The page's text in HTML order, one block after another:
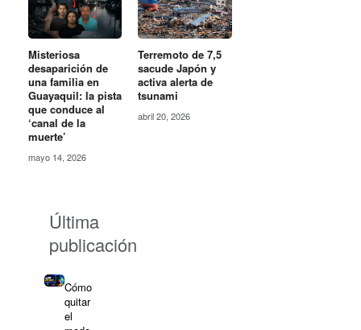
Misteriosa
desaparición de
una familia en
Guayaquil: la pista
que conduce al
‘canal de la
muerte’
mayo 14, 2026
Terremoto de 7,5
sacude Japón y
activa alerta de
tsunami
abril 20, 2026
Última
publicación
Cómo
quitar
el